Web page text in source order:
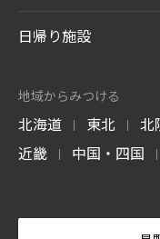
日帰り施設
地域からみつける
北海道 | 東北 | 北
近畿 | 中国・四国 |